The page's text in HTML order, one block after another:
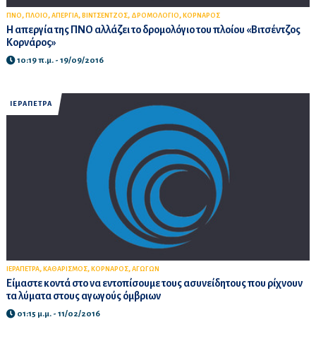
ΠΝΟ, ΠΛΟΙΟ, ΑΠΕΡΓΙΑ, ΒΙΝΤΣΕΝΤΖΟΣ, ΔΡΟΜΟΛΟΓΙΟ, ΚΟΡΝΑΡΟΣ
Η απεργία της ΠΝΟ αλλάζει το δρομολόγιο του πλοίου «Βιτσέντζος
Κορνάρος»
10:19 π.μ. - 19/09/2016
ΙΕΡΑΠΕΤΡΑ
ΙΕΡΑΠΕΤΡΑ, ΚΑΘΑΡΙΣΜΟΣ, ΚΟΡΝΑΡΟΣ, ΑΓΩΓΩΝ
Είμαστε κοντά στο να εντοπίσουμε τους ασυνείδητους που ρίχνουν
τα λύματα στους αγωγούς όμβριων
01:15 μ.μ. - 11/02/2016